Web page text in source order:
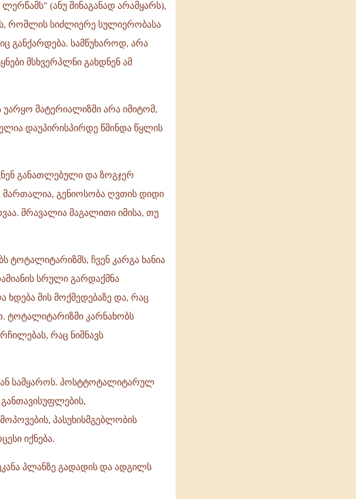
(ანუ შინაგანად არამყარს),
რომლის სიძლიერე სულიერობასა
განქარდება. სამწუხაროდ, არა
მსხვერპლნი გახდნენ ამ
მატერიალიზმი არა იმიტომ,
დაუპირისპირდე წმინდა წყლის
განათლებული და ზოგჯერ
მართალია, გენიოსობა ღვთის დიდი
მრავალია მაგალითი იმისა, თუ
ტოტალიტარიზმს, ჩვენ კარგა ხანია
სრული გარდაქმნა
ხდება მის მოქმედებაზე და, რაც
ტოტალიტარიზმი კარნახობს
რაც ნიშნავს
სამყაროს. პოსტტოტალიტარულ
პასუხისმგებლობის
იქნება.
პლანზე გადადის და ადგილს